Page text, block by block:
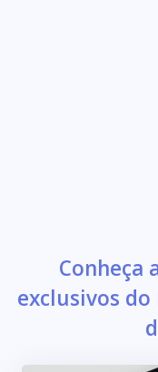
Conheça
exclusivos